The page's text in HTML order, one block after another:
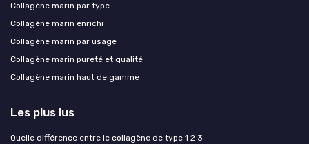
Collagène marin par type
Collagène marin enrichi
Collagène marin par usage
Collagène marin pureté et qualité
Collagène marin haut de gamme
Les plus lus
Quelle différence entre le collagène de type 1 2 3